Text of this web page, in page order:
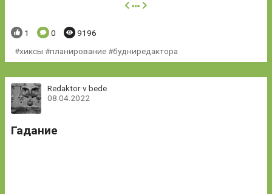
далее
Понравилось:
1 Комментариев:
0 Просмотров:
9196
хиксы #планирование #будниредактора
Redaktor v bede
08.04.2022
Гадание